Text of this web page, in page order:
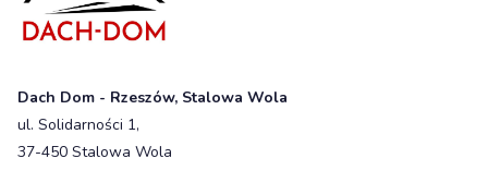
Dach Dom - Rzeszów, Stalowa Wola
ul. Solidarności 1,
37-450 Stalowa Wola